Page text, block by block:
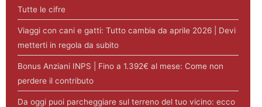
Tutte le cifre
Viaggi con cani e gatti: Tutto cambia da aprile 2026 | Devi
metterti in regola da subito
Bonus Anziani INPS | Fino a 1.392€ al mese: Come non
perdere il contributo
Da oggi puoi parcheggiare sul terreno del tuo vicino: ecco